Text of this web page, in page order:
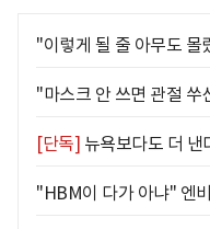
"이렇게 될 줄 아무도 몰
"마스크 안 쓰면 관절 쑤
[단독] 뉴욕보다도 더
"HBM이 다가 아냐" 엔